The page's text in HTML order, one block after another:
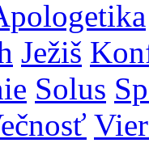
Ježiš
Solus